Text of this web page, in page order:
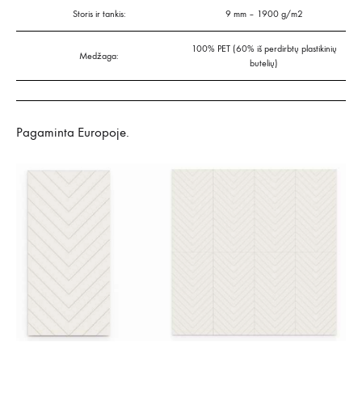
Storis ir tankis: 9 mm – 1900 g/m2
Medžaga:
100% PET (60% iš perdirbtų plastikinių
butelių)
Pagaminta Europoje.